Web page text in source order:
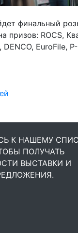
финальный
призов: ROCS,
DENCO, EuroFile,
К НАШЕМУ
ПОЛУЧАТЬ
ВЫСТАВКИ И